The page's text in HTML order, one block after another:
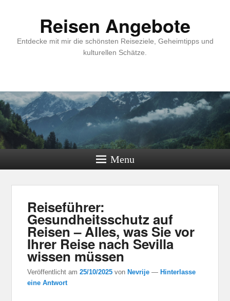
Reisen Angebote
Entdecke mit mir die schönsten Reiseziele, Geheimtipps und
kulturellen Schätze.
Menu
Reiseführer:
Gesundheitsschutz auf
Reisen – Alles, was Sie vor
Ihrer Reise nach Sevilla
wissen müssen
Veröffentlicht am25/10/2025 von Nevrije — Hinterlasse
eine Antwort